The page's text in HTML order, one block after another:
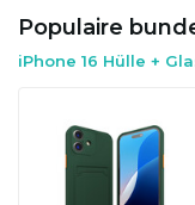
Populaire
iPhone 16 Hülle +